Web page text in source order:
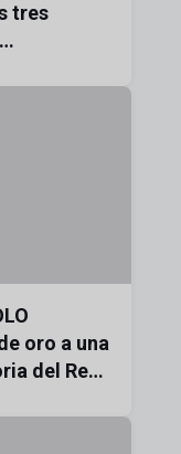
tres
oro a una
del Real